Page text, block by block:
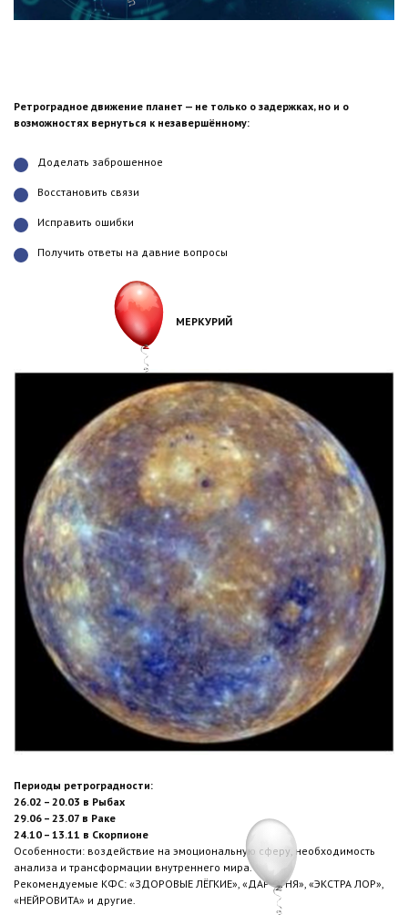
Ретроградное движение планет — не только о задержках, но и о
возможностях вернуться к незавершённому:
Доделать заброшенное
Восстановить связи
Исправить ошибки
Получить ответы на давние вопросы
МЕРКУРИЙ
Периоды ретроградности:
26.02 – 20.03 в Рыбах
29.06 – 23.07 в Раке
24.10 – 13.11 в Скорпионе
Особенности: воздействие на эмоциональную сферу, необходимость
анализа и трансформации внутреннего мира.
Рекомендуемые КФС: «ЗДОРОВЫЕ ЛЁГКИЕ», «ДАР ОГНЯ», «ЭКСТРА ЛОР»,
«НЕЙРОВИТА» и другие.